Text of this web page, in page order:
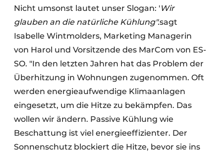
Nicht umsonst lautet unser Slogan: 'Wir
glauben an die natürliche Kühlung".sagt
Isabelle Wintmolders, Marketing Managerin
von Harol und Vorsitzende des MarCom von ES-
SO. "In den letzten Jahren hat das Problem der
Überhitzung in Wohnungen zugenommen. Oft
werden energieaufwendige Klimaanlagen
eingesetzt, um die Hitze zu bekämpfen. Das
wollen wir ändern. Passive Kühlung wie
Beschattung ist viel energieeffizienter. Der
Sonnenschutz blockiert die Hitze, bevor sie ins